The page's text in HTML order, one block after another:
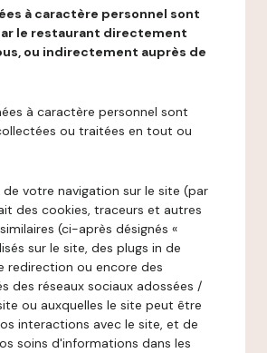
à caractère personnel sont
le restaurant directement
ou indirectement auprès de
à caractère personnel sont
ou traitées en tout ou
votre navigation sur le site (par
des cookies, traceurs et autres
(ci-après désignés «
sur le site, des plugs in de
redirection ou encore des
des réseaux sociaux adossées /
ou auxquelles le site peut être
interactions avec le site, et de
soins d'informations dans les